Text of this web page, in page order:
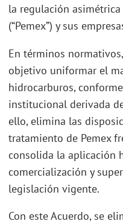
la regulación
(“Pemex”) y sus
En términos
objetivo uniformar el
hidrocarburos,
institucional derivada
ello, elimina las
tratamiento de Pemex
consolida la aplicación
comercialización y
legislación vigente.
Con este Acuerdo, se